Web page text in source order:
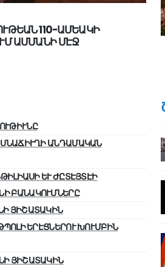
110-ԱՄԵԱԿԻ
ԱՄՄԱՆԻ ՄԷՋ
ԱՆԴԱՄԱԿԱՆ
ԵՒ ԺԸՏԷՅՏԷԻ
ԲԱՆԱԿՈՒՄՆԵՐԸ
ՅԻՇԱՏԱԿԻՆ
ԵՐԷՑՆԵՐՈՒ ԽՈՒՄԲԻՆ
ՅԻՇԱՏԱԿԻՆ